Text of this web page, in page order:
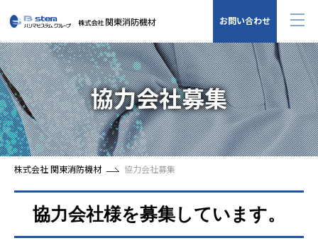
お問い合わせ
協力会社募集
株式会社 関東消防機材 協力会社募集
協力会社様を募集しています。